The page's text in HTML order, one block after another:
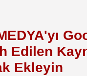
Edilen
Ekleyin